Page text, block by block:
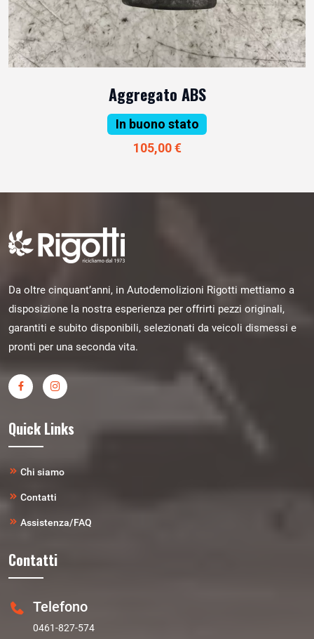
Aggregato ABS
In buono stato
105,00 €
Da oltre cinquant’anni, in Autodemolizioni Rigotti mettiamo a
disposizione la nostra esperienza per offrirti pezzi originali,
garantiti e subito disponibili, selezionati da veicoli dismessi e
pronti per una seconda vita.
Quick Links
Chi siamo
Contatti
Assistenza/FAQ
Contatti
Telefono
0461-827-574